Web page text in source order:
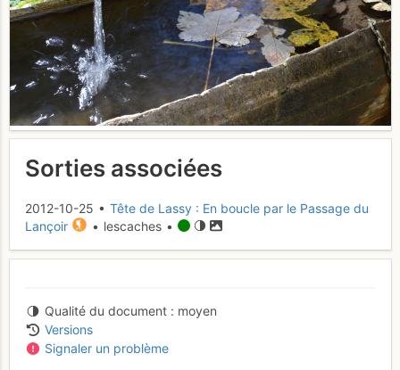
Sorties associées
2012-10-25 • Tête de Lassy : En boucle par le Passage du
Lançoir
• lescaches •
Qualité du document
moyen
Versions
Signaler un problème